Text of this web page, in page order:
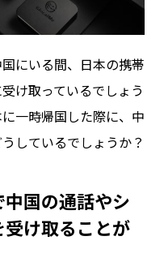
せ
お申し込み
にいる間、日本の携帯
け取っているでしょう
一時帰国した際に、中
しているでしょうか？
国の通話やシ
け取ることが